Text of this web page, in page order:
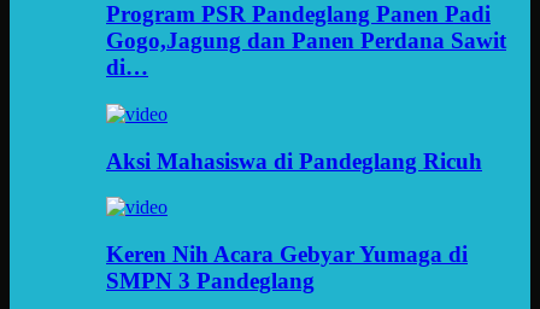
Program PSR Pandeglang Panen Padi
Gogo,Jagung dan Panen Perdana Sawit
di…
Aksi Mahasiswa di Pandeglang Ricuh
Keren Nih Acara Gebyar Yumaga di
SMPN 3 Pandeglang